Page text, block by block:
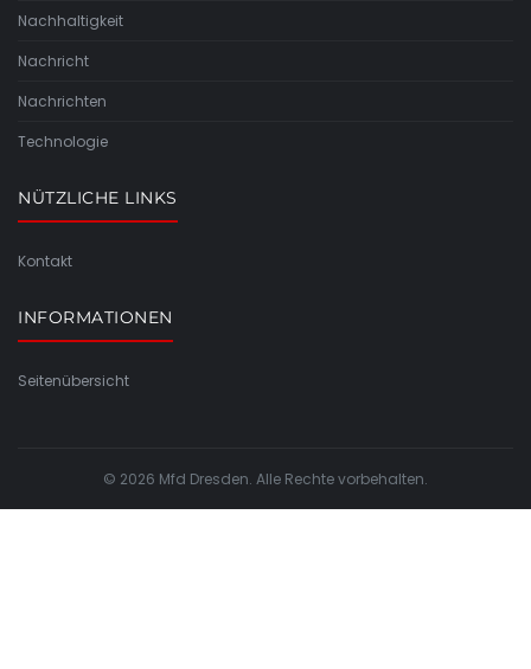
Nachhaltigkeit
Nachricht
Nachrichten
Technologie
NÜTZLICHE LINKS
Kontakt
INFORMATIONEN
Seitenübersicht
© 2026 Mfd Dresden. Alle Rechte vorbehalten.